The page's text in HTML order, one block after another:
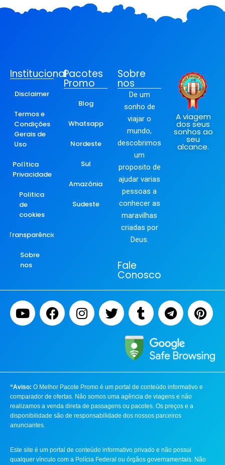
Institucional
Disclaimer
Termos e
Condições
Gerais de
Uso
Política
Privacidade
Politica
de
cookies
Transparência
Sobre
nos
Pacotes
Promo
Blog
Whatsapp
Nordeste
Sul
Amazônia
Sudeste
Sobre
nos
De um
sonho de
viajar o
mundo,
descobrimos
um
proposito de
ajudar varias
pessoas a
conhecer as
maravilhas
criadas por
Deus.
Fale
Conosco
A viagem
dos seus
sonhos ao
seu
alcance.
“Aviso: O Melhor Pacote Promo é um portal de conteúdo informativo e
comparador de ofertas. Não somos uma agência de viagens e não
realizamos a venda direta de passagens ou pacotes. Os preços e a
disponibilidade são de responsabilidade dos nossos parceiros
anunciantes.
Este site é um portal de conteúdo informativo privado e não possui
qualquer vínculo com a Polícia Federal ou órgãos governamentais. Não